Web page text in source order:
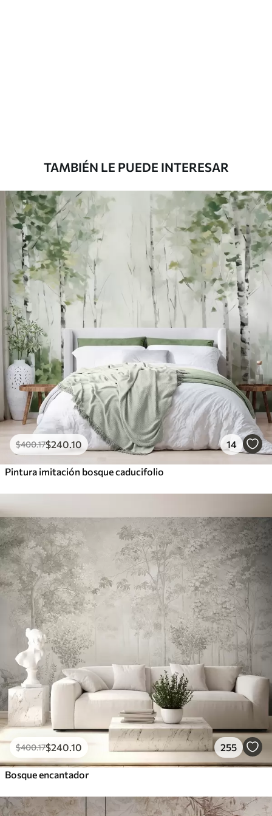
Vinilo Premium
1266.67$760.00/m²
Peel and Stick
1533.33$920 /m²
TAMBIÉN LE PUEDE INTERESAR
$400.17$240 .10 14
Pintura imitación bosque caducifolio
$400.17$240 .10 255
Bosque encantador